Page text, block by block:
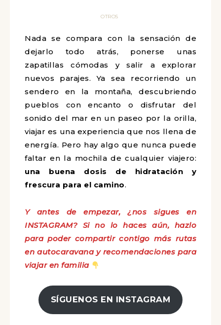
OTROS
Nada se compara con la sensación de
dejarlo todo atrás, ponerse unas
zapatillas cómodas y salir a explorar
nuevos parajes. Ya sea recorriendo un
sendero en la montaña, descubriendo
pueblos con encanto o disfrutar del
sonido del mar en un paseo por la orilla,
viajar es una experiencia que nos llena de
energía. Pero hay algo que nunca puede
faltar en la mochila de cualquier viajero:
una buena dosis de hidratación y
frescura para el camino.
Y antes de empezar, ¿nos sigues en
INSTAGRAM? Si no lo haces aún, hazlo
para poder compartir contigo más rutas
en autocaravana y recomendaciones para
viajar en familia
SÍGUENOS EN INSTAGRAM